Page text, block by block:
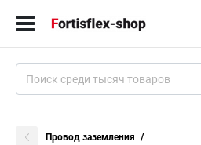
Провод заземления